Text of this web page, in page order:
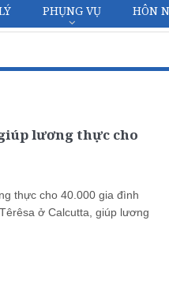
PHỤNG VỤ HÔN
lương thực cho
thực cho 40.000 gia đình
ở Calcutta, giúp lương